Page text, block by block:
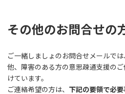
その他のお問合せの
ご一緒しましょのお問合せメールで
他、障害のある方の意思疎通支援の
けています。
ご連絡希望の方は、 下記の要領で必要